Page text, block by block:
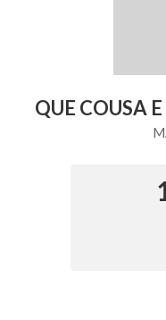
QUE COUSA